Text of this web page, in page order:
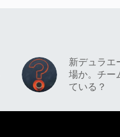
新デュラエ
場か。チー
ている？